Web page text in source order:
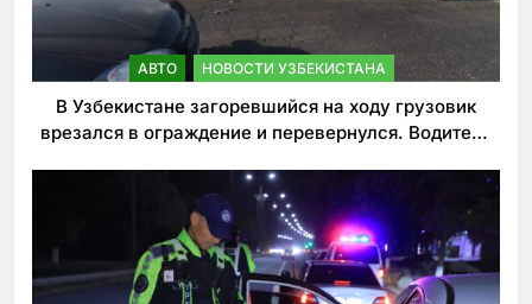
АВТО НОВОСТИ УЗБЕКИСТАНА
В Узбекистане загоревшийся на ходу грузовик
врезался в ограждение и перевернулся. Водитель